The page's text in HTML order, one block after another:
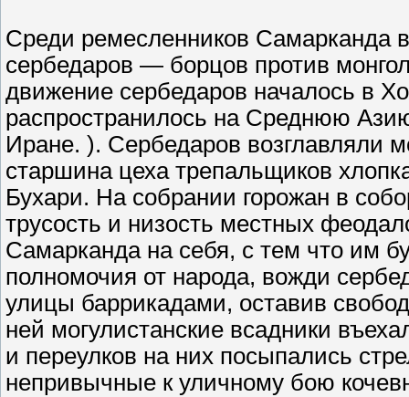
Среди ремесленников Самарканда
сербедаров — борцов против
движение сербедаров началось в
распространилось на Среднюю
Иране. ). Сербедаров возглавляли
старшина цеха трепальщиков
Бухари. На собрании горожан в
трусость и низость местных
Самарканда на себя, с тем что им
полномочия от народа, вожди
улицы баррикадами, оставив
ней могулистанские всадники
и переулков на них посыпались
непривычные к уличному бою